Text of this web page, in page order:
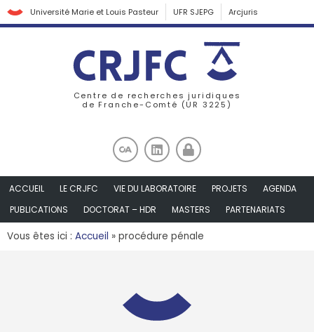
Université Marie et Louis Pasteur UFR SJEPG Arcjuris
Centre de recherches juridiques
de Franche-Comté (UR 3225)
ACCUEIL LE CRJFC VIE DU LABORATOIRE PROJETS
AGENDA
PUBLICATIONS
DOCTORAT – HDR MASTERS PARTENARIATS
Vous êtes ici : Accueil » procédure pénale